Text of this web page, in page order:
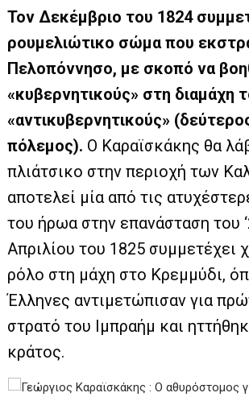
Τον Δεκέμβριο του 1824
ρουμελιώτικο σώμα που
Πελοπόννησο, με σκοπό να
«κυβερνητικούς» στη διαμάχη
«αντικυβερνητικούς»
πόλεμος). Ο Καραϊσκάκης θα
πλιάτσικο στην περιοχή των
αποτελεί μία από τις
του ήρωα στην επανάσταση του
Απριλίου του 1825 συμμετέχει
ρόλο στη μάχη στο Κρεμμύδι,
Έλληνες αντιμετώπισαν για
στρατό του Ιμπραήμ και
κράτος.